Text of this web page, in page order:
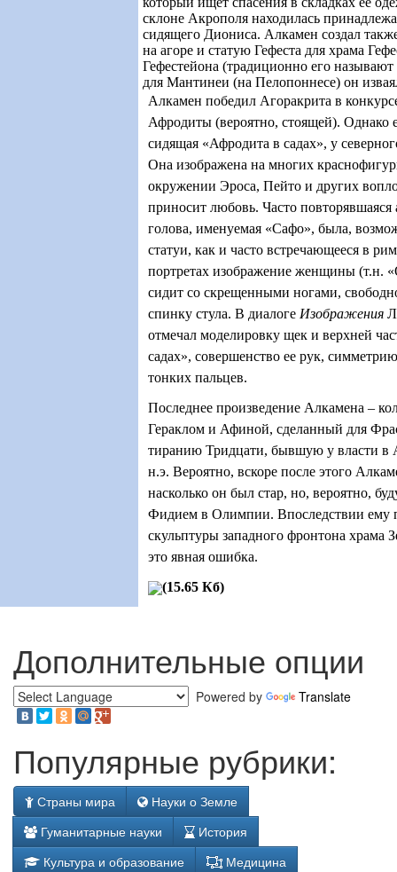
склоне Акрополя находилась
сидящего Диониса. Алкамен создал
на агоре и статую Гефеста для храма
Гефестейона (традиционно его
для Мантинеи (на Пелопоннесе) он
Алкамен победил Агоракрита в
Афродиты (вероятно, стоящей). Однако
сидящая «Афродита в садах», у
Она изображена на многих
окружении Эроса, Пейто и других
приносит любовь. Часто
голова, именуемая «Сафо», была,
статуи, как и часто встречающееся в
портретах изображение женщины (т.н.
сидит со скрещенными ногами,
спинку стула. В диалоге Изображения
отмечал моделировку щек и верхней
садах», совершенство ее рук,
тонких пальцев.
Последнее произведение Алкамена –
Гераклом и Афиной, сделанный для
тиранию Тридцати, бывшую у власти в
н.э. Вероятно, вскоре после этого
насколько он был стар, но, вероятно,
Фидием в Олимпии. Впоследствии ему
скульптуры западного фронтона храма
это явная ошибка.
(15.65 Кб)
Дополнительные опции
Powered by Translate
Популярные рубрики:
Страны мира
Науки о Земле
Гуманитарные науки
История
Культура и образование
Медицина